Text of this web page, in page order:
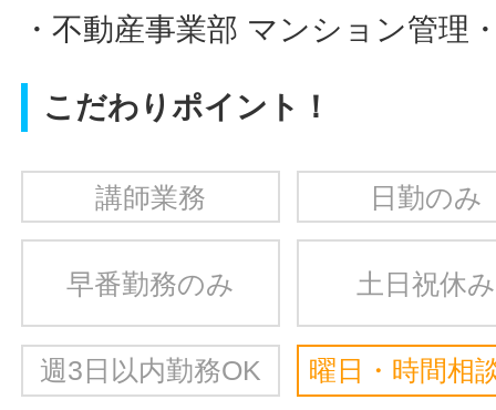
・不動産事業部 マンション管理
こだわりポイント！
講師業務 日勤のみ
早番勤務のみ 土日祝休み
週3日以内勤務OK 曜日・時間相